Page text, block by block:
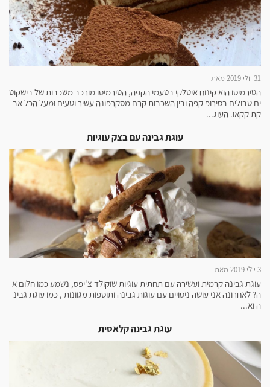
31 יולי 2019 מאת
הטירמיסו הוא קינוח איטלקי בטעמי הקפה, הטירמיסו מורכב משכבות של בישקוט
ים טבולים בסירופ קפה ובין השכבות קרם מסקרפונה עשיר וטעים ומעל הכל אב
קת קקאו. העוג...
עוגת גבינה עם בצק עוגיות
3 יולי 2019 מאת
עוגת גבינה קרמית ועשירה עם תחתית עוגיות שוקולד צ'יפס, נשמע כמו חלום א
ה? לאחרונה אני עושה ניסויים עם עוגות גבינה ותוספות מגוונות , כמו עוגת גבינ
ה וא...
עוגת גבינה קלאסית